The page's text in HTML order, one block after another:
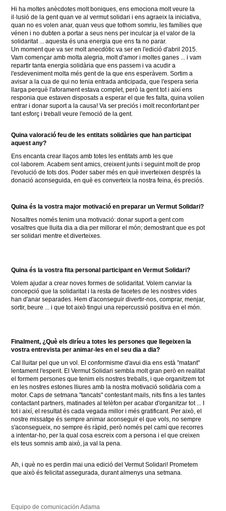
Hi ha moltes anècdotes molt boniques, ens emociona molt veure la
il·lusió de la gent quan ve al vermut solidari i ens agraeix la iniciativa,
quan no es volen anar, quan veus que tothom somriu, les famílies que
vénen i no dubten a portar a seus nens per inculcar ja el valor de la
solidaritat ... aquesta és una energia que ens fa no parar.
Un moment que va ser molt anecdòtic va ser en l'edició d'abril 2015.
Vam començar amb molta alegria, molt d'amor i moltes ganes ... i vam
repartir tanta energia solidària que ens passem i va acudir a
l'esdeveniment molta més gent de la que ens esperàvem. Sortim a
avisar a la cua de qui no tenia entrada anticipada, que l'espera seria
llarga perquè l'aforament estava complet, però la gent tot i així ens
responia que estaven disposats a esperar el que fes falta, quina volien
entrar i donar suport a la causa! Va ser preciós i molt reconfortant per
tant esforç i treball veure l'emoció de la gent.
Quina valoració feu de les entitats solidàries que han participat
aquest any?
Ens encanta crear llaços amb totes les entitats amb les que
col·laborem. Acabem sent amics, creixent junts i seguint molt de prop
l'evolució de tots dos.
Poder saber més en què inverteixen després la
donació aconseguida, en què es converteix la nostra feina, és preciós.
Quina és la vostra major motivació en preparar un Vermut Solidari?
Nosaltres només tenim una motivació: donar suport a gent com
vosaltres que lluita dia a dia per millorar el món; demostrant que es pot
ser solidari mentre et diverteixes.
Quina és la vostra fita personal participant en Vermut Solidari?
Volem ajudar a crear noves formes de solidaritat. Volem canviar la
concepció que la solidaritat i la resta de facetes de les nostres vides
han d'anar separades.
Hem d'aconseguir divertir-nos, comprar, menjar,
sortir, beure ... i que tot això tingui una repercussió positiva en el món.
Finalment, ¿Què els diríeu a totes les persones que llegeixen la
vostra entrevista per animar-les en el seu dia a dia?
Cal lluitar pel que un vol.
El conformisme d'avui dia ens està "matant"
lentament l'esperit. El Vermut Solidari sembla molt gran però en realitat
el formem persones que tenim els nostres treballs, i que organitzem tot
en les nostres estones lliures amb la nostra motivació solidària com a
motor. Caps de setmana "tancats" contestant mails, nits fins a les tantes
contactant partners, matinades al telèfon per acabar d'organitzar tot ... I
tot i així, el resultat és cada vegada millor i més gratificant. Per això, el
nostre missatge és sempre animar aconseguir el que vols, no sempre
s'aconsegueix, no sempre és ràpid, però només pel camí que recorres
a intentar-ho, per la qual cosa escreix com a persona i el que creixen
els teus somnis amb això, ja val la pena.
Ah, i què no es perdin mai una edició del Vermut Solidari! Prometem
que això és felicitat assegurada, durant almenys una setmana.
Equipo de comunicación Adama